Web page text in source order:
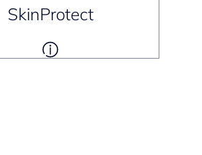
SkinProtect